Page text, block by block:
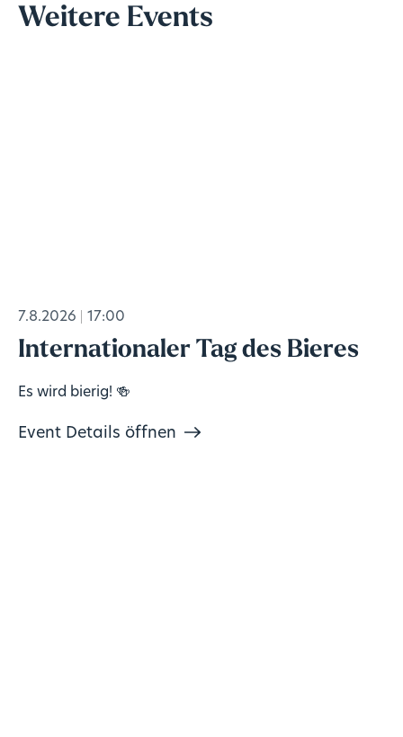
Weitere Events
7.8.2026 17:00
Internationaler Tag des Bieres
Es wird bierig! 🍻
Event Details öffnen